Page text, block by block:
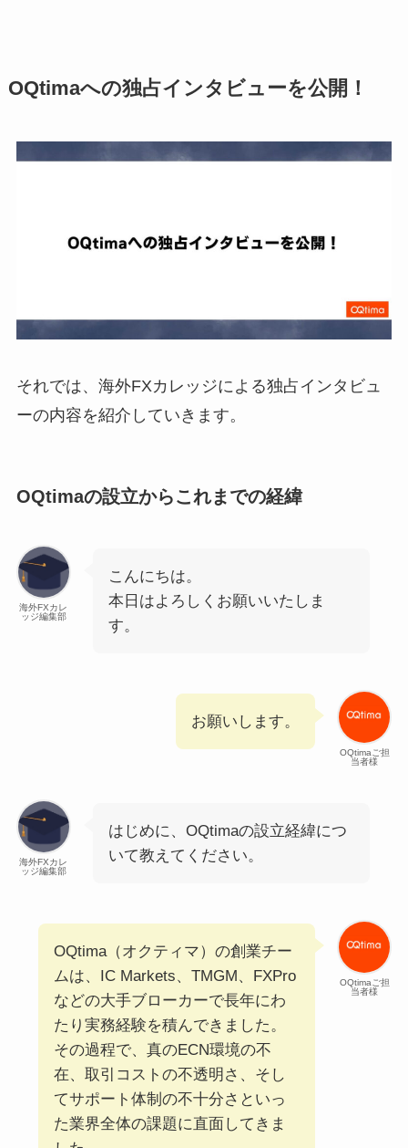
OQtimaへの独占インタビューを公開！
それでは、海外FXカレッジによる独占インタビュ
ーの内容を紹介していきます。
OQtimaの設立からこれまでの経緯
海外FXカレ
ッジ編集部
こんにちは。
本日はよろしくお願いいたしま
す。
OQtimaご担
当者様
お願いします。
海外FXカレ
ッジ編集部
はじめに、OQtimaの設立経緯につ
いて教えてください。
OQtimaご担
当者様
OQtima（オクティマ）の創業チー
ムは、IC Markets、TMGM、FXPro
などの大手ブローカーで長年にわ
たり実務経験を積んできました。
その過程で、真のECN環境の不
在、取引コストの不透明さ、そし
てサポート体制の不十分さといっ
た業界全体の課題に直面してきま